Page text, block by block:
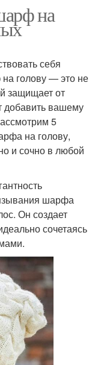
на
себя
голову — это не
защищает от
добавить вашему
5
на голову,
и сочно в любой
шарфа
Он создает
сочетаясь